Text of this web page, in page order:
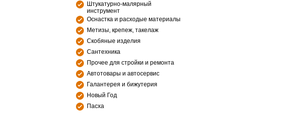
Штукатурно-малярный
инструмент
Оснастка и расходые материалы
Метизы, крепеж, такелаж
Скобяные изделия
Сантехника
Прочее для стройки и ремонта
Автотовары и автосервис
Галантерея и бижутерия
Новый Год
Пасха